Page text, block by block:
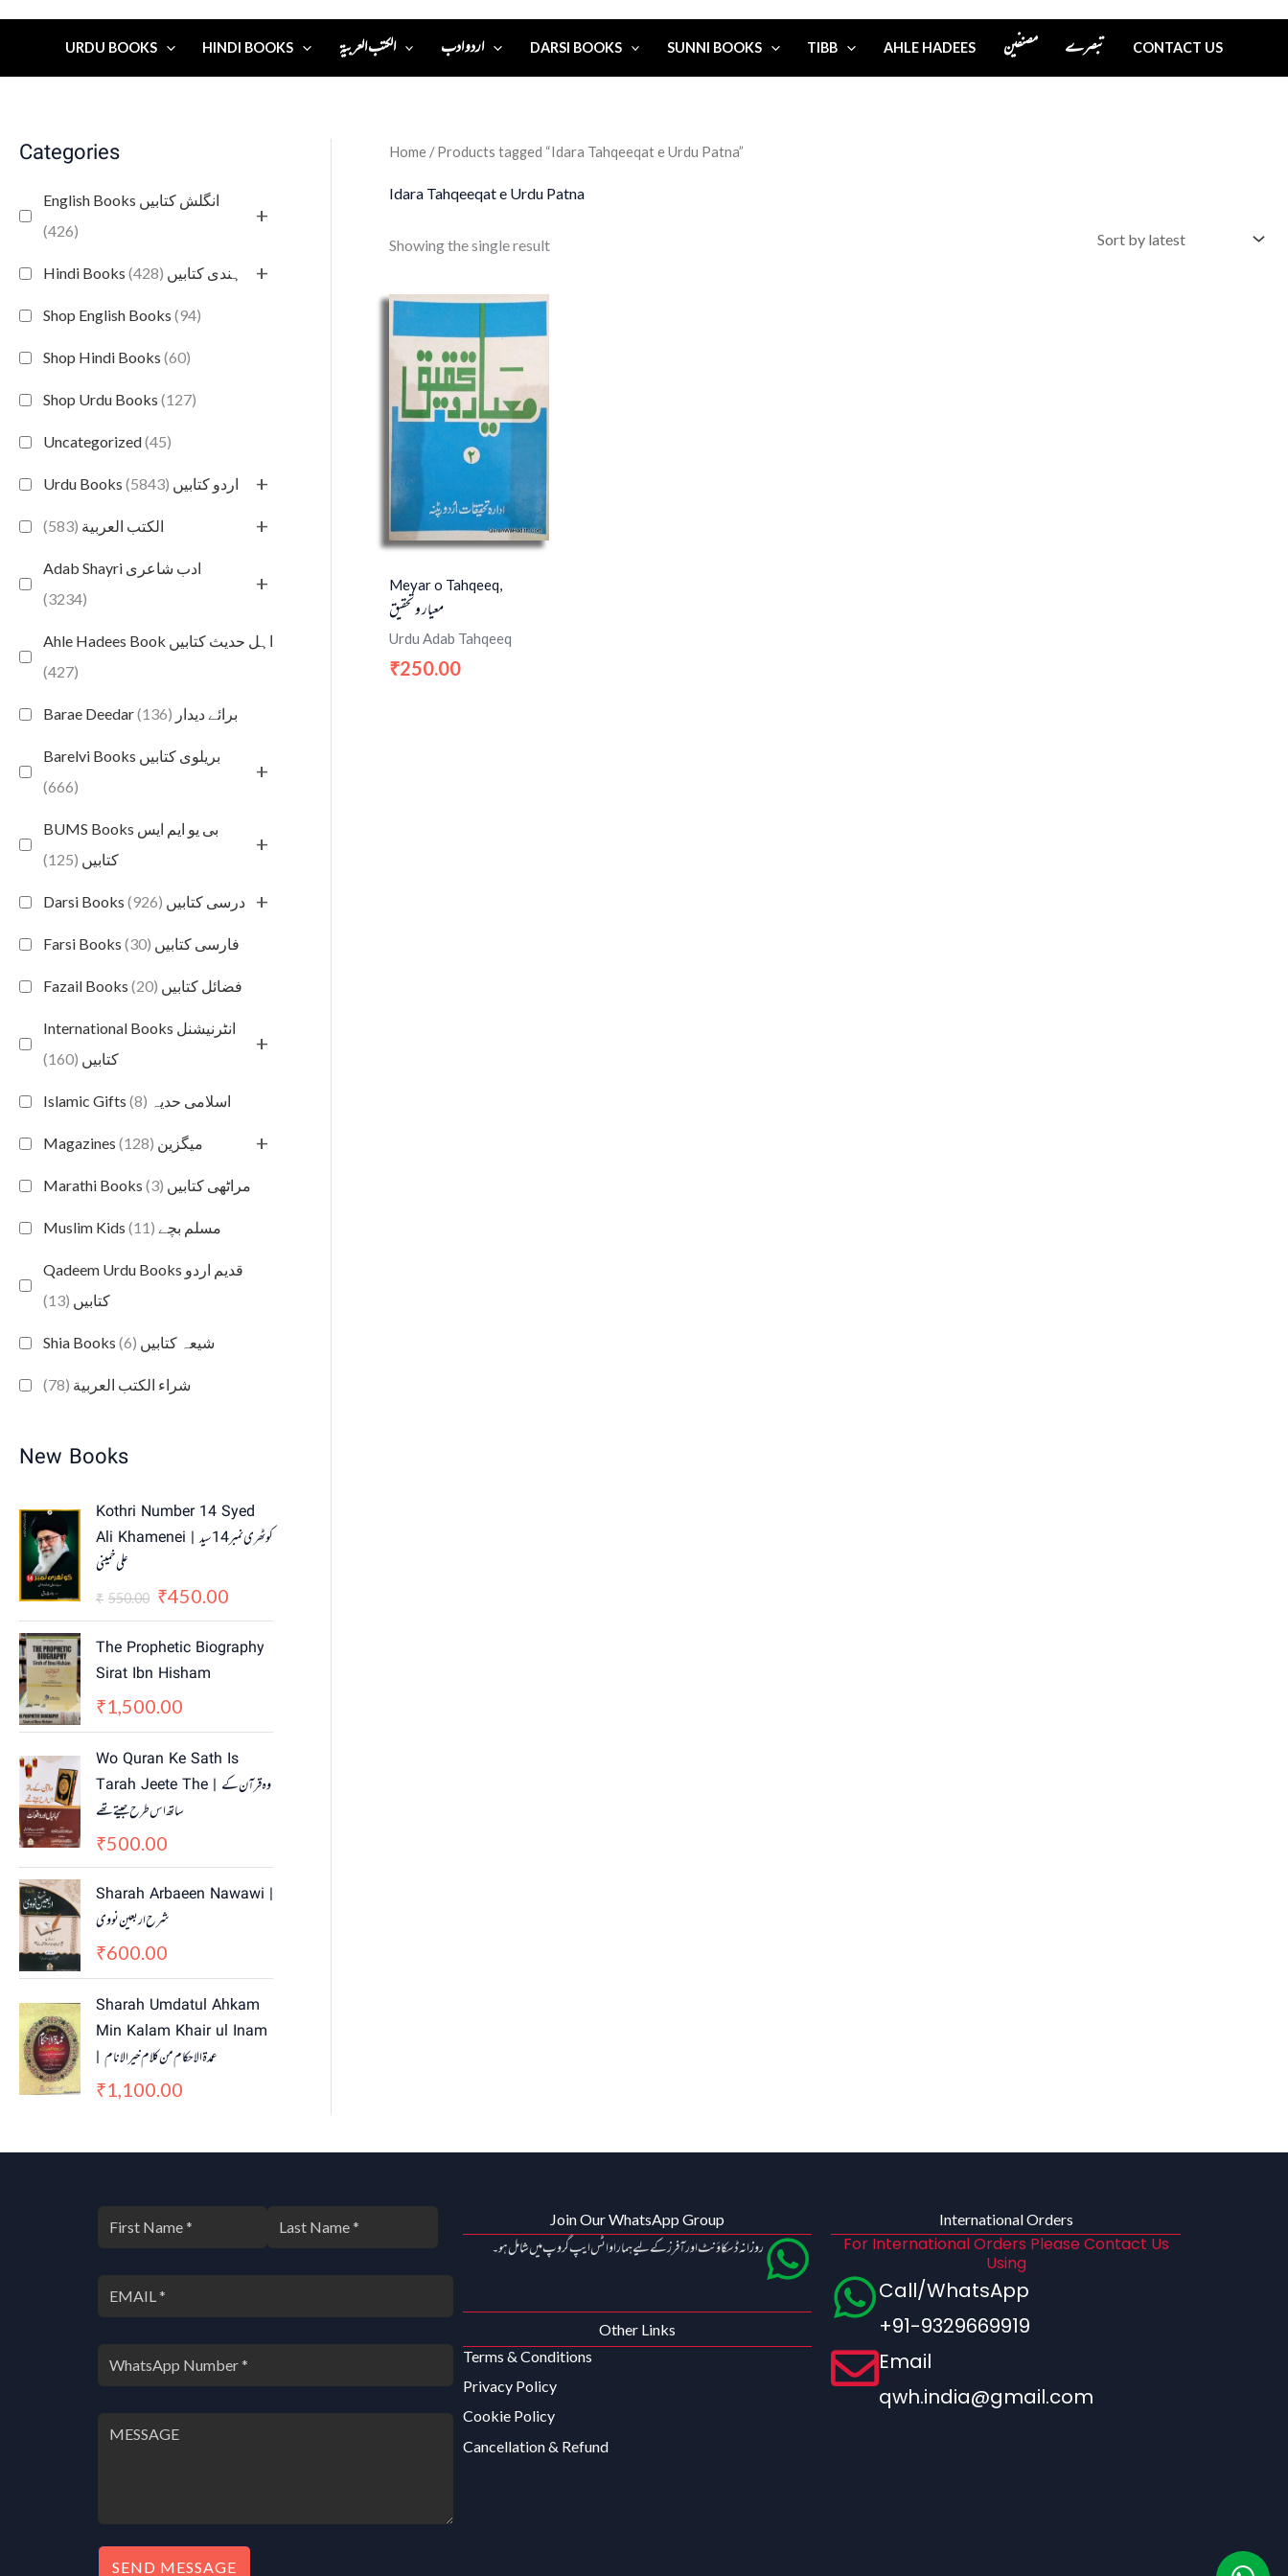
URDU BOOKS HINDI BOOKS الكتب العربية اردو ادب DARSI BOOKS SUNNI BOOKS TIBB AHLE HADEES مصنفین تبصرے CONTACT US
Categories
English Books انگلش کتابیں
(426)
+
Hindi Books ہندی کتابیں (428) +
Shop English Books (94)
Shop Hindi Books (60)
Shop Urdu Books (127)
Uncategorized(45)
Urdu Books اردو کتابیں (5843) +
الكتب العربية (583) +
Adab Shayri ادب شاعری
(3234)
+
Ahle Hadees Book اہل حدیث کتابیں
(427)
Barae Deedar برائے دیدار (136)
Barelvi Books بریلوی کتابیں
(666)
+
BUMS Books بی یو ایم ایس
کتابیں (125)
+
Darsi Books درسی کتابیں (926) +
Farsi Books فارسی کتابیں (30)
Fazail Books فضائل کتابیں (20)
International Books انٹرنیشنل
کتابیں (160)
+
Islamic Gifts اسلامی حدیہ (8)
Magazines میگزین (128) +
Marathi Books مراٹھی کتابیں (3)
Muslim Kids مسلم بچے (11)
Qadeem Urdu Books قدیم اردو
کتابیں (13)
Shia Books شیعہ کتابیں (6)
شراء الكتب العربية (78)
New Books
Kothri Number 14 Syed
Ali Khamenei | کوٹھری نمبر 14 سید
علی خمینی
₹ 550.00
i
i
a
p
r
i
c
a
s
:
₹
5
0
.
0
0
.
₹450.00
u
r
c
e
i
4
5
0
.
The Prophetic Biography
Sirat Ibn Hisham
₹1,500.00
Wo Quran Ke Sath Is
Tarah Jeete The | وہ قرآن کے
ساتھ اس طرح جیتے تھے
₹500.00
Sharah Arbaeen Nawawi |
شرح اربعین نووی
₹600.00
Sharah Umdatul Ahkam
Min Kalam Khair ul Inam
| عمدۃ الاحکام من کلام خیر الانام
₹1,100.00
Home / Products tagged “Idara Tahqeeqat e Urdu Patna”
Idara Tahqeeqat e Urdu Patna
Showing the single result
Meyar o Tahqeeq,
معیار و تحقیق
Urdu Adab Tahqeeq
₹250.00
SEND MESSAGE
Join Our WhatsApp Group
روزانہ ڈسکاؤنٹ اور آفرز کے لیے ہمارا واٹس ایپ گروپ میں شامل ہو۔
Other Links
Terms & Conditions
Privacy Policy
Cookie Policy
Cancellation & Refund
International Orders
For International Orders Please Contact Us
Using
Call/WhatsApp
+91-9329669919
Email
qwh.india@gmail.com